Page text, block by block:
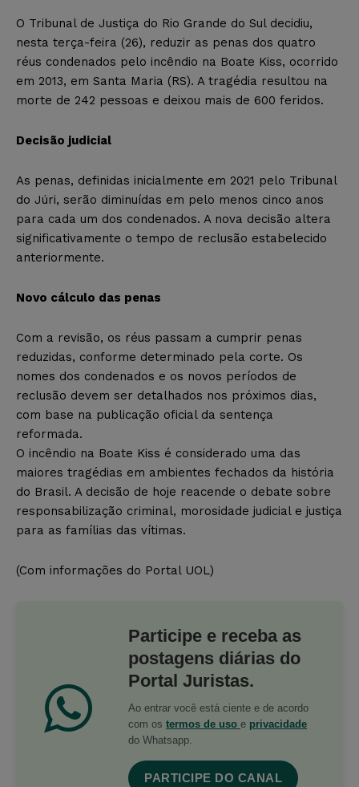
O Tribunal de Justiça do Rio Grande do Sul decidiu,
nesta terça-feira (26), reduzir as penas dos quatro
réus condenados pelo incêndio na Boate Kiss, ocorrido
em 2013, em Santa Maria (RS). A tragédia resultou na
morte de 242 pessoas e deixou mais de 600 feridos.
Decisão judicial
As penas, definidas inicialmente em 2021 pelo Tribunal
do Júri, serão diminuídas em pelo menos cinco anos
para cada um dos condenados. A nova decisão altera
significativamente o tempo de reclusão estabelecido
anteriormente.
Novo cálculo das penas
Com a revisão, os réus passam a cumprir penas
reduzidas, conforme determinado pela corte. Os
nomes dos condenados e os novos períodos de
reclusão devem ser detalhados nos próximos dias,
com base na publicação oficial da sentença
reformada.
O incêndio na Boate Kiss é considerado uma das
maiores tragédias em ambientes fechados da história
do Brasil. A decisão de hoje reacende o debate sobre
responsabilização criminal, morosidade judicial e justiça
para as famílias das vítimas.
(Com informações do Portal UOL)
Participe e receba as
postagens diárias do
Portal Juristas.
Ao entrar você está ciente e de acordo
com os termos de uso e privacidade
do Whatsapp.
PARTICIPE DO CANAL